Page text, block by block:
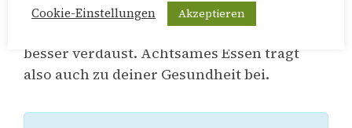
dürfen. Wenn du achtsam isst, wirst du
feststellen, dass du länger kaust und damit
besser verdaust. Achtsames Essen trägt
also auch zu deiner Gesundheit bei.
Cookie-Einstellungen
Akzeptieren